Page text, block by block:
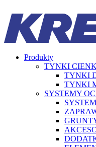
Produkty
TYNKI
TYNKI
TYNKI
SYSTEMY